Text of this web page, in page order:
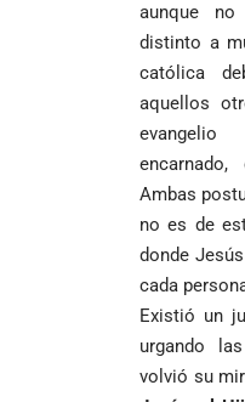
aunque
distinto a
católica
aquellos
evangelio
Ambas
no es de
donde
cada
Existió un
urgando
volvió su